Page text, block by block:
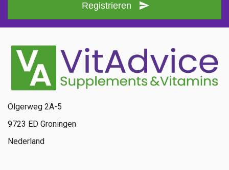
Registrieren
Olgerweg 2A-5
9723 ED Groningen
Nederland